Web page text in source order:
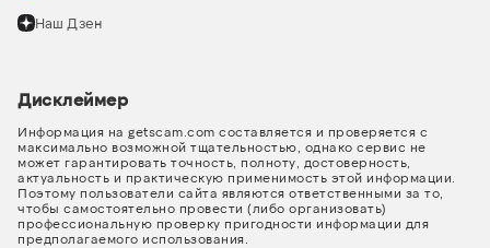
Наш Дзен
Дисклеймер
Информация на getscam.com составляется и проверяется с
максимально возможной тщательностью, однако сервис не
может гарантировать точность, полноту, достоверность,
актуальность и практическую применимость этой информации.
Поэтому пользователи сайта являются ответственными за то,
чтобы самостоятельно провести (либо организовать)
профессиональную проверку пригодности информации для
предполагаемого использования.